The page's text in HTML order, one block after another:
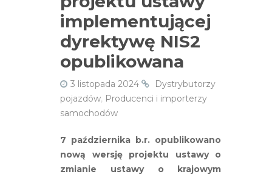
implementującej
dyrektywę NIS2
opublikowana
3 listopada 2024
Dystrybutorzy
pojazdów, Producenci i importerzy
samochodów
7 października b.r. opublikowano
nową wersję projektu ustawy o
zmianie ustawy o krajowym